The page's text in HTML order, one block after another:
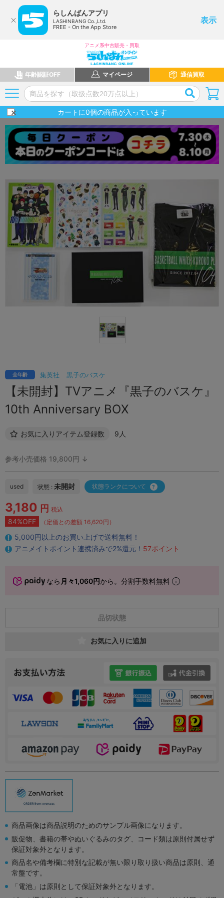
らしんばんアプリ
LASHINBANG Co.,Ltd.
FREE - On the App Store
表示
アニメ系中古販売・買取
年齢認証OFF マイページ 通信買取
カートに0個の商品が入っています
集英社 黒子のバスケ
全年齢
【未開封】TVアニメ『黒子のバスケ』
10th Anniversary BOX
お気に入りアイテム登録数 9人
参考小売価格 19,800円 ↓
used 状態 : 未開封 状態ランクについて
3,180 円 税込
84%OFF （定価との差額 16,620円）
5,000円以上のお買い上げで送料無料！
アニメイトポイント連携済みで2%還元！ 57ポイント
なら 月々1,060円から。分割手数料無料
品切状態
お気に入りに追加
商品画像は商品説明のためのサンプル画像になります。
販促物、書籍の帯やぬいぐるみのタグ、コード類は原則付属せず
保証対象外となります。
商品名や備考欄に特別な記載が無い限り取り扱い商品は原則、通
常盤です。
「電池」は原則として保証対象外となります。